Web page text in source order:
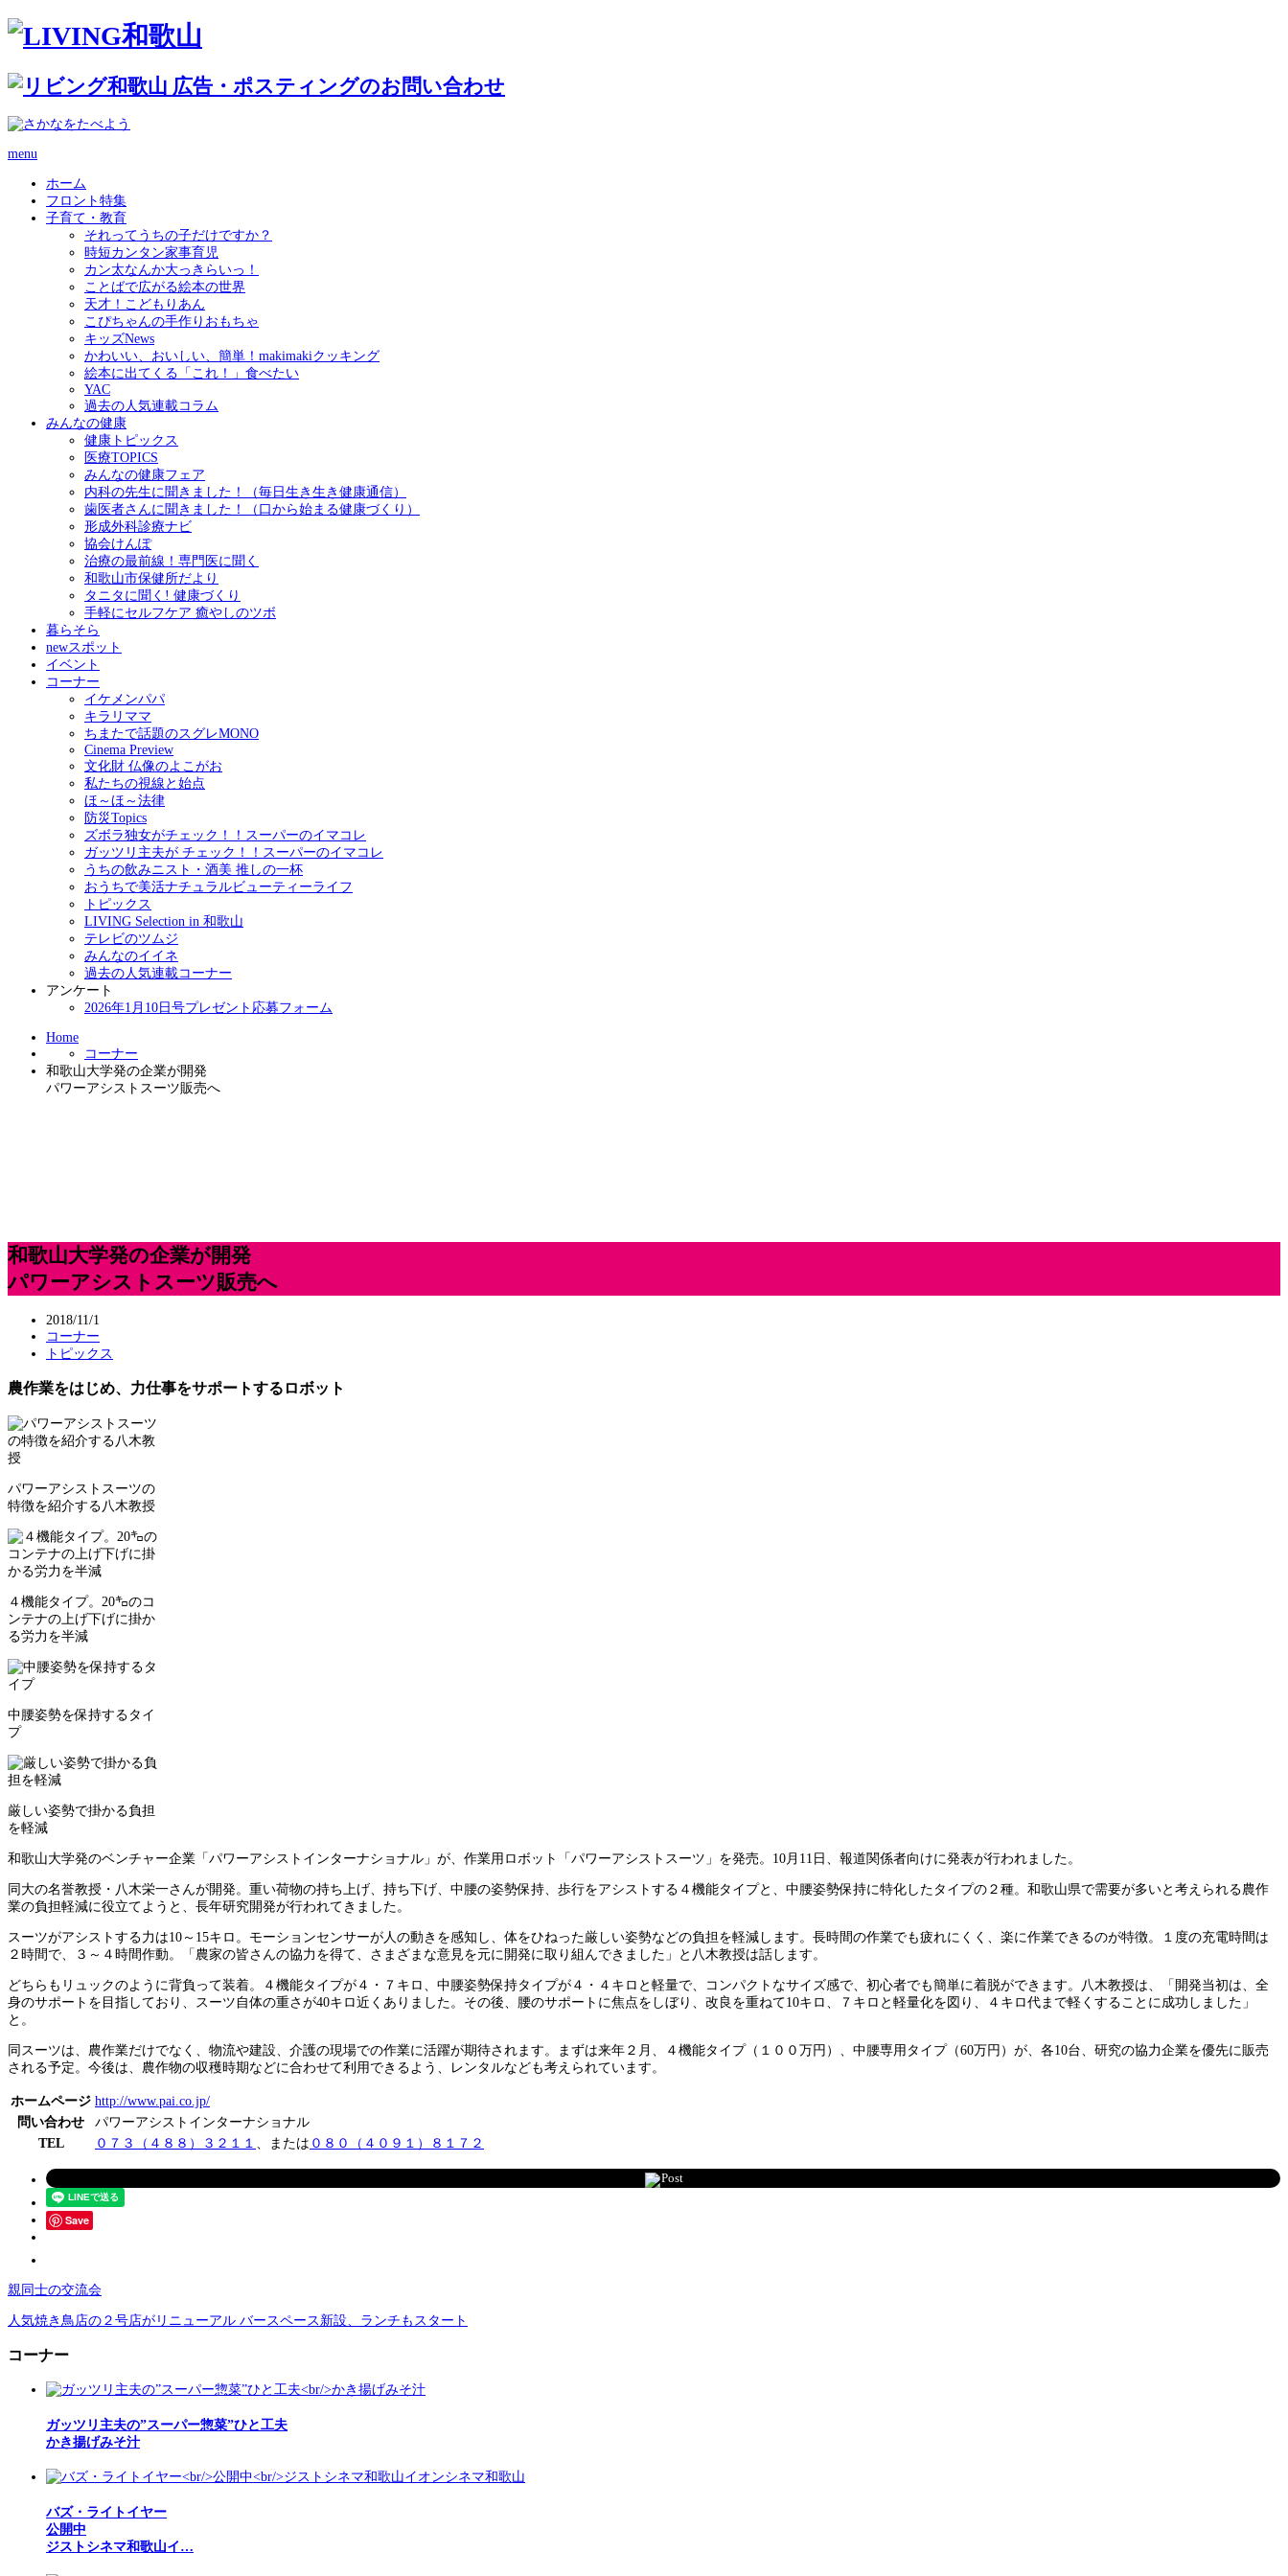
menu
ホーム
フロント特集
子育て・教育
それってうちの子だけですか？
時短カンタン家事育児
カン太なんか大っきらいっ！
ことばで広がる絵本の世界
天才！こどもりあん
こぴちゃんの手作りおもちゃ
キッズNews
かわいい、おいしい、簡単！makimakiクッキング
絵本に出てくる「これ！」食べたい
YAC
過去の人気連載コラム
みんなの健康
健康トピックス
医療TOPICS
みんなの健康フェア
内科の先生に聞きました！（毎日生き生き健康通信）
歯医者さんに聞きました！（口から始まる健康づくり）
形成外科診療ナビ
協会けんぽ
治療の最前線！専門医に聞く
和歌山市保健所だより
タニタに聞く! 健康づくり
手軽にセルフケア 癒やしのツボ
暮らそら
newスポット
イベント
コーナー
イケメンパパ
キラリママ
ちまたで話題のスグレMONO
Cinema Preview
文化財 仏像のよこがお
私たちの視線と始点
ほ～ほ～法律
防災Topics
ズボラ独女がチェック！！スーパーのイマコレ
ガッツリ主夫が チェック！！スーパーのイマコレ
うちの飲みニスト・酒美 推しの一杯
おうちで美活ナチュラルビューティーライフ
トピックス
LIVING Selection in 和歌山
テレビのツムジ
みんなのイイネ
過去の人気連載コーナー
アンケート
2026年1月10日号プレゼント応募フォーム
Home
コーナー
和歌山大学発の企業が開発
パワーアシストスーツ販売へ
和歌山大学発の企業が開発
パワーアシストスーツ販売へ
2018/11/1
コーナー
トピックス
農作業をはじめ、力仕事をサポートするロボット
パワーアシストスーツの
特徴を紹介する八木教授
４機能タイプ。20㌔のコ
ンテナの上げ下げに掛か
る労力を半減
中腰姿勢を保持するタイ
プ
厳しい姿勢で掛かる負担
を軽減
和歌山大学発のベンチャー企業「パワーアシストインターナショナル」が、作業用ロボット「パワーアシストスーツ」を発売。10月11日、報道関係者向けに発表が行われました。
同大の名誉教授・八木栄一さんが開発。重い荷物の持ち上げ、持ち下げ、中腰の姿勢保持、歩行をアシストする４機能タイプと、中腰姿勢保持に特化したタイプの２種。和歌山県で需要が多いと考えられる農作
業の負担軽減に役立てようと、長年研究開発が行われてきました。
スーツがアシストする力は10～15キロ。モーションセンサーが人の動きを感知し、体をひねった厳しい姿勢などの負担を軽減します。長時間の作業でも疲れにくく、楽に作業できるのが特徴。１度の充電時間は
２時間で、３～４時間作動。「農家の皆さんの協力を得て、さまざまな意見を元に開発に取り組んできました」と八木教授は話します。
どちらもリュックのように背負って装着。４機能タイプが４・７キロ、中腰姿勢保持タイプが４・４キロと軽量で、コンパクトなサイズ感で、初心者でも簡単に着脱ができます。八木教授は、「開発当初は、全
身のサポートを目指しており、スーツ自体の重さが40キロ近くありました。その後、腰のサポートに焦点をしぼり、改良を重ねて10キロ、７キロと軽量化を図り、４キロ代まで軽くすることに成功しました」
と。
同スーツは、農作業だけでなく、物流や建設、介護の現場での作業に活躍が期待されます。まずは来年２月、４機能タイプ（１００万円）、中腰専用タイプ（60万円）が、各10台、研究の協力企業を優先に販売
される予定。今後は、農作物の収穫時期などに合わせて利用できるよう、レンタルなども考えられています。
ホームページ http://www.pai.co.jp/
問い合わせ
パワーアシストインターナショナル
TEL
０７３（４８８）３２１１ 、または ０８０（４０９１）８１７２
Post
Save
親同士の交流会
人気焼き鳥店の２号店がリニューアル バースペース新設、ランチもスタート
コーナー
ガッツリ主夫の”スーパー惣菜”ひと工夫
かき揚げみそ汁
バズ・ライトイヤー
公開中
ジストシネマ和歌山イ…